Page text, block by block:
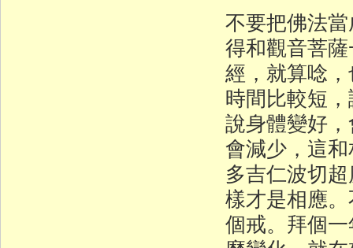
不要把佛法
得和觀音菩
經，就算唸
時間比較短
說身體變好
會減少，這
多吉仁波切
樣才是相應
個戒。拜個